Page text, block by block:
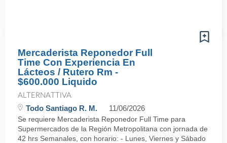
Mercaderista Reponedor Full
Time Con Experiencia En
Lácteos / Rutero Rm -
$600.000 Liquido
ALTERNATTIVA
Todo Santiago R. M. 11/06/2026
Se requiere Mercaderista Reponedor Full Time para
Supermercados de la Región Metropolitana con jornada de
42 hrs Semanales, con horario: - Lunes, Viernes y Sábado